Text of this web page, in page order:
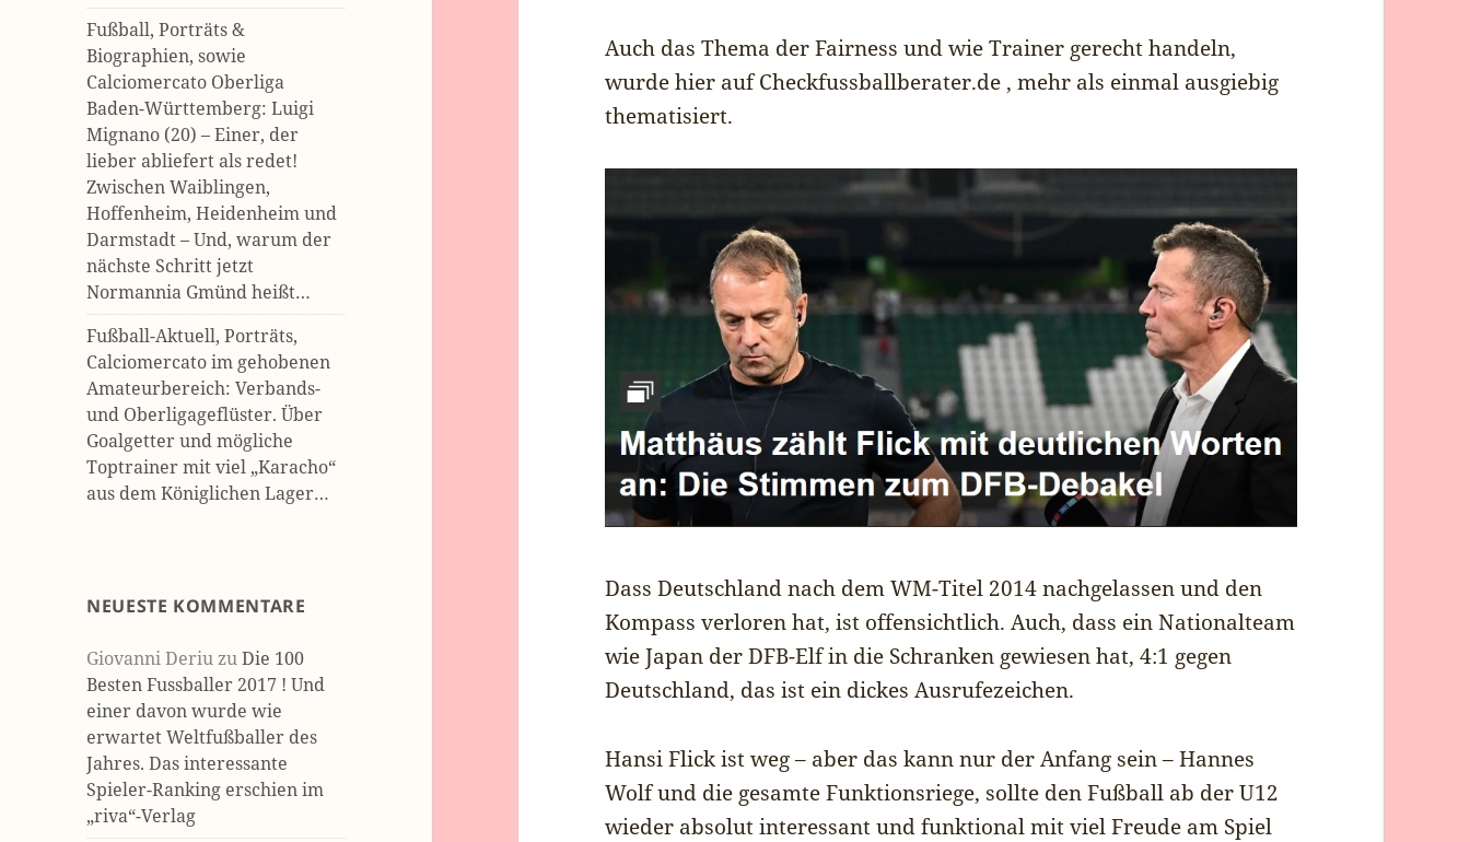
Fußball, Porträts &
Biographien, sowie
Calciomercato Oberliga
Baden-Württemberg: Luigi
Mignano (20) – Einer, der
lieber abliefert als redet!
Zwischen Waiblingen,
Hoffenheim, Heidenheim und
Darmstadt – Und, warum der
nächste Schritt jetzt
Normannia Gmünd heißt…
Fußball-Aktuell, Porträts,
Calciomercato im gehobenen
Amateurbereich: Verbands-
und Oberligageflüster. Über
Goalgetter und mögliche
Toptrainer mit viel „Karacho“
aus dem Königlichen Lager…
NEUESTE KOMMENTARE
Giovanni DeriuzuDie 100
Besten Fussballer 2017 ! Und
einer davon wurde wie
erwartet Weltfußballer des
Jahres. Das interessante
Spieler-Ranking erschien im
„riva“-Verlag
Auch das Thema der Fairness und wie Trainer gerecht handeln,
wurde hier auf Checkfussballberater.de , mehr als einmal ausgiebig
thematisiert.
Dass Deutschland nach dem WM-Titel 2014 nachgelassen und den
Kompass verloren hat, ist offensichtlich. Auch, dass ein Nationalteam
wie Japan der DFB-Elf in die Schranken gewiesen hat, 4:1 gegen
Deutschland, das ist ein dickes Ausrufezeichen.
Hansi Flick ist weg – aber das kann nur der Anfang sein – Hannes
Wolf und die gesamte Funktionsriege, sollte den Fußball ab der U12
wieder absolut interessant und funktional mit viel Freude am Spiel